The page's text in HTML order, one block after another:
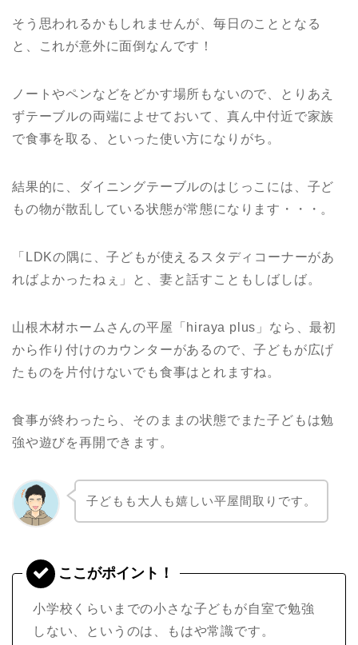
そう思われるかもしれませんが、毎日のこととなる
と、これが意外に面倒なんです！
ノートやペンなどをどかす場所もないので、とりあえ
ずテーブルの両端によせておいて、真ん中付近で家族
で食事を取る、といった使い方になりがち。
結果的に、ダイニングテーブルのはじっこには、子ど
もの物が散乱している状態が常態になります・・・。
「LDKの隅に、子どもが使えるスタディコーナーがあ
ればよかったねぇ」と、妻と話すこともしばしば。
山根木材ホームさんの平屋「hiraya plus」なら、最初
から作り付けのカウンターがあるので、子どもが広げ
たものを片付けないでも食事はとれますね。
食事が終わったら、そのままの状態でまた子どもは勉
強や遊びを再開できます。
子どもも大人も嬉しい平屋間取りです。
小学校くらいまでの小さな子どもが自室で勉強
しない、というのは、もはや常識です。